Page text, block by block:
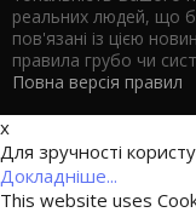
реальних людей, що
пов'язані із цією
правила грубо чи
Повна версія правил
x
Для зручності
Докладніше...
This website uses